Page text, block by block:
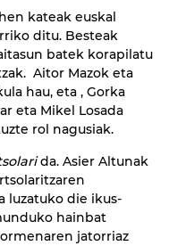
kateak euskal
ditu. Besteak
batek korapilatu
Aitor Mazok eta
hau, eta , Gorka
eta Mikel Losada
rol nagusiak.
da. Asier Altunak
luzatuko die ikus-
hainbat
jatorriaz